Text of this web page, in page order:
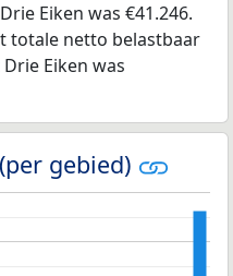
Eiken was €41.246.
totale netto belastbaar
Eiken was
gebied)